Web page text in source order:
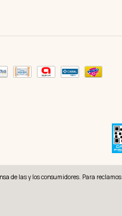
de las y los consumidores. Para reclamos